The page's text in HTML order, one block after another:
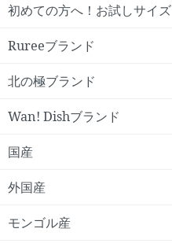
初めての方へ！お試しサイズ
Rureeブランド
北の極ブランド
Wan! Dishブランド
国産
外国産
モンゴル産